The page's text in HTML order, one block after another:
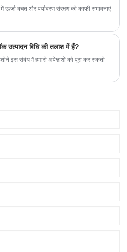
बचत और पर्यावरण संरक्षण की काफी संभावनाएं
उत्पादन विधि की तलाश में हैं?
इस संबंध में हमारी अपेक्षाओं को पूरा कर सकती